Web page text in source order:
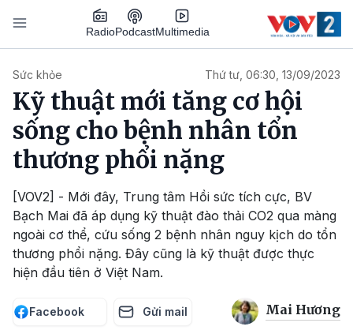
Nhảy đến nội dung
RadioPodcastMultimedia
Sức khỏe Thứ tư, 06:30, 13/09/2023
Kỹ thuật mới tăng cơ hội
sống cho bệnh nhân tổn
thương phổi nặng
[VOV2] - Mới đây, Trung tâm Hồi sức tích cực, BV
Bạch Mai đã áp dụng kỹ thuật đào thải CO2 qua màng
ngoài cơ thể, cứu sống 2 bệnh nhân nguy kịch do tổn
thương phổi nặng. Đây cũng là kỹ thuật được thực
hiện đầu tiên ở Việt Nam.
Facebook Gửi mail Mai Hương